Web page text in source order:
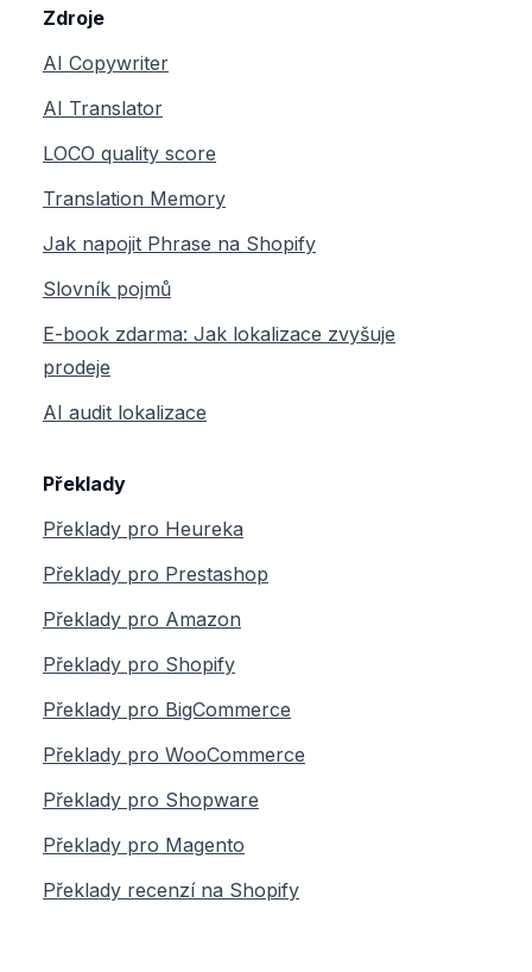
Zdroje
AI Copywriter
AI Translator
LOCO quality score
Translation Memory
Jak napojit Phrase na Shopify
Slovník pojmů
E-book zdarma: Jak lokalizace zvyšuje
prodeje
AI audit lokalizace
Překlady
Překlady pro Heureka
Překlady pro Prestashop
Překlady pro Amazon
Překlady pro Shopify
Překlady pro BigCommerce
Překlady pro WooCommerce
Překlady pro Shopware
Překlady pro Magento
Překlady recenzí na Shopify